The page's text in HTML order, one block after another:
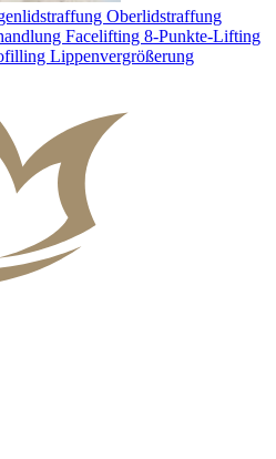
Oberlidstraffung
Facelifting 8-Punkte-Lifting
Lippenvergrößerung